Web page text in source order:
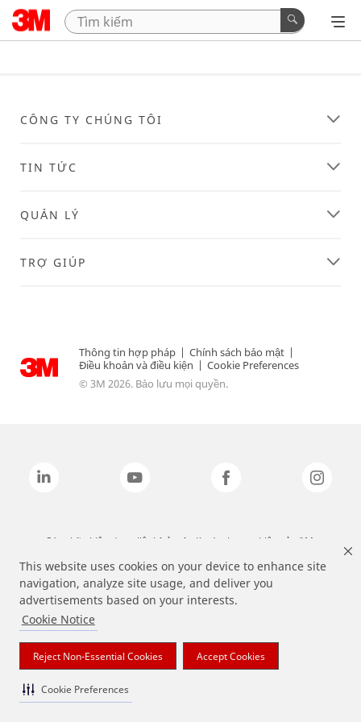
This website uses cookies on your device to enhance site
navigation, analyze site usage, and deliver you
advertisements based on your interests.
Cookie Notice
Reject Non-Essential Cookies Accept Cookies
Cookie Preferences
CÔNG TY CHÚNG TÔI
TIN TỨC
QUẢN LÝ
TRỢ GIÚP
Thông tin hợp pháp | Chính sách bảo mật |
Điều khoản và điều kiện | Cookie Preferences
© 3M 2026. Bảo lưu mọi quyền.
Các nhãn hiệu được liệt kê ở trên là các thương hiệu của 3M.